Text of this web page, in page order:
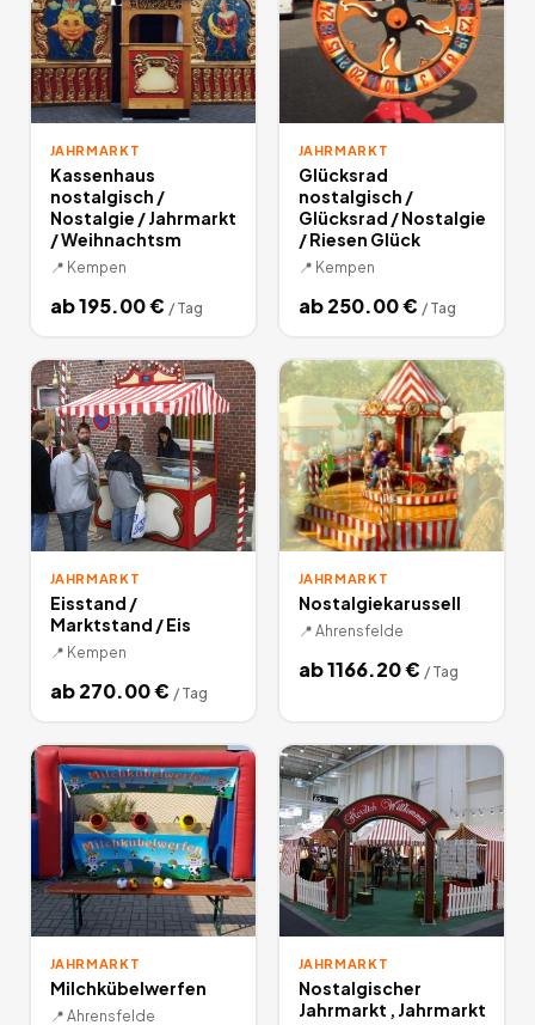
JAHRMARKT
Kassenhaus
nostalgisch /
Nostalgie / Jahrmarkt
/ Weihnachtsm
📍 Kempen
ab195.00€ / Tag
JAHRMARKT
Glücksrad
nostalgisch /
Glücksrad / Nostalgie
/ Riesen Glück
📍 Kempen
ab250.00€ / Tag
JAHRMARKT
Eisstand /
Marktstand / Eis
📍 Kempen
ab270.00€ / Tag
JAHRMARKT
Nostalgiekarussell
📍 Ahrensfelde
ab1166.20€ / Tag
JAHRMARKT
Milchkübelwerfen
📍 Ahrensfelde
JAHRMARKT
Nostalgischer
Jahrmarkt , Jahrmarkt